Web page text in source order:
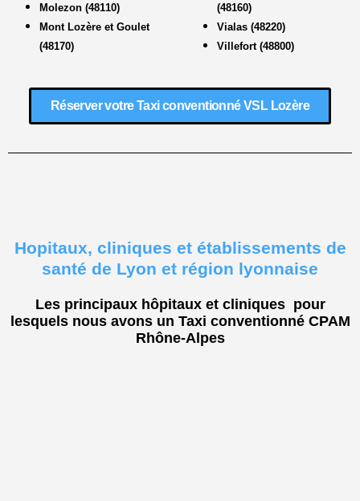
Molezon (48110)
Mont Lozère et Goulet
(48170)
(48160)
Vialas (48220)
Villefort (48800)
Réserver votre Taxi conventionné VSL Lozère
Hopitaux, cliniques et établissements de
santé de Lyon et région lyonnaise
Les principaux hôpitaux et cliniques pour
lesquels nous avons un Taxi conventionné CPAM
Rhône-Alpes